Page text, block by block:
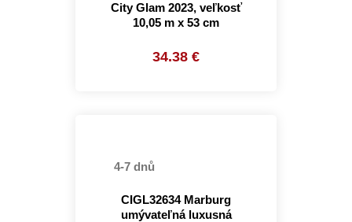
City Glam 2023, veľkosť
10,05 m x 53 cm
34.38 €
4-7 dnů
CIGL32634 Marburg
umývateľná luxusná